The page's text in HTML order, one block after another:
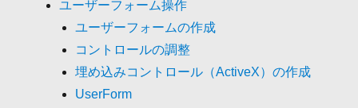
ユーザーフォーム操作
ユーザーフォームの作成
コントロールの調整
埋め込みコントロール（ActiveX）の作成
UserForm